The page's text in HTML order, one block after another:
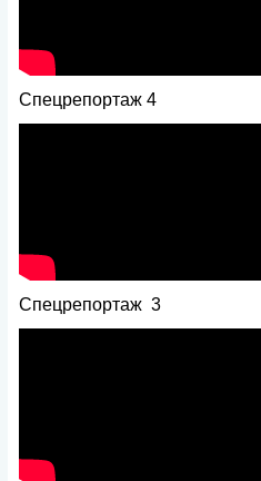
Спецрепортаж 4
Спецрепортаж 3